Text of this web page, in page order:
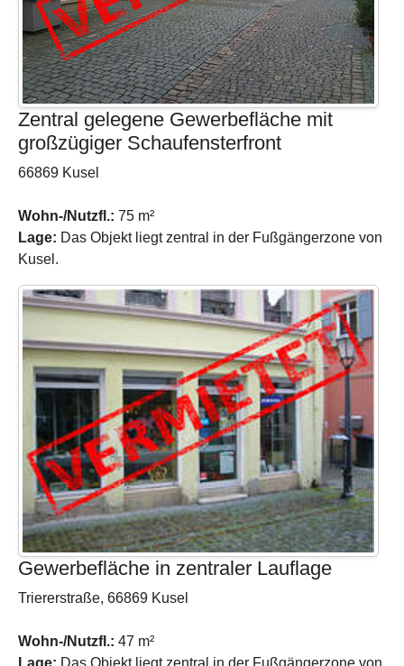
Zentral gelegene Gewerbefläche mit
großzügiger Schaufensterfront
66869 Kusel
Wohn-/Nutzfl.: 75 m²
Lage: Das Objekt liegt zentral in der Fußgängerzone von
Kusel.
Gewerbefläche in zentraler Lauflage
Triererstraße, 66869 Kusel
Wohn-/Nutzfl.: 47 m²